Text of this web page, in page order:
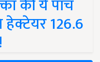
की ये पांच
हेक्टेयर 126.6